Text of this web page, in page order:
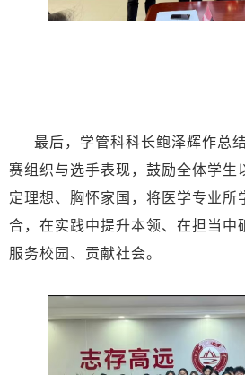
最后，学管科科长鲍泽辉作总
赛组织与选手表现，鼓励全体学生
定理想、胸怀家国，将医学专业所
合，在实践中提升本领、在担当中
服务校园、贡献社会。